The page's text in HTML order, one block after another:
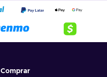
Comprar